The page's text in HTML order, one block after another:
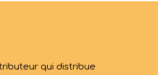
qui distribue